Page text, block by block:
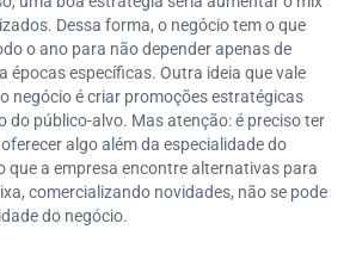
Dessa forma, o negócio tem o que
o ano para não depender apenas de
épocas específicas. Outra ideia que vale
negócio é criar promoções estratégicas
do público-alvo. Mas atenção: é preciso ter
algo além da especialidade do
que a empresa encontre alternativas para
comercializando novidades, não se pode
do negócio.